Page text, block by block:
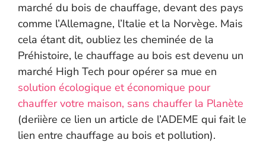
marché du bois de chauffage, devant des pays
comme l’Allemagne, l’Italie et la Norvège. Mais
cela étant dit, oubliez les cheminée de la
Préhistoire, le chauffage au bois est devenu un
marché High Tech pour opérer sa mue en
solution écologique et économique pour
chauffer votre maison, sans chauffer la Planète
(deriière ce lien un article de l’ADEME qui fait le
lien entre chauffage au bois et pollution).